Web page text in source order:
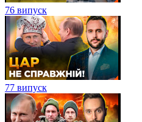
76 випуск
77 випуск